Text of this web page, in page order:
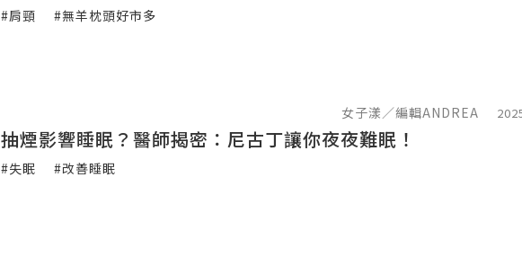
#肩頸 #無羊枕頭好市多
女子漾／編輯ANDREA
抽煙影響睡眠？醫師揭密：尼古丁讓你夜夜難眠！
#失眠 #改善睡眠